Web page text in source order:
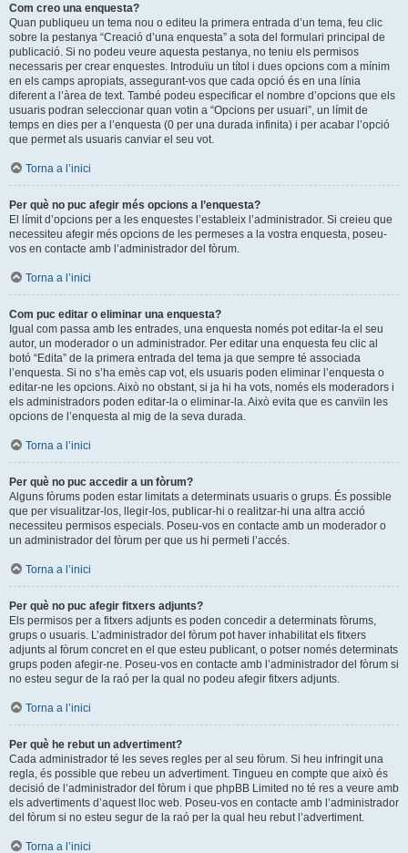
Com creo una enquesta?
Quan publiqueu un tema nou o editeu la primera entrada d’un tema, feu clic
sobre la pestanya “Creació d’una enquesta” a sota del formulari principal de
publicació. Si no podeu veure aquesta pestanya, no teniu els permisos
necessaris per crear enquestes. Introduïu un títol i dues opcions com a mínim
en els camps apropiats, assegurant-vos que cada opció és en una línia
diferent a l’àrea de text. També podeu especificar el nombre d’opcions que els
usuaris podran seleccionar quan votin a “Opcions per usuari”, un límit de
temps en dies per a l’enquesta (0 per una durada infinita) i per acabar l’opció
que permet als usuaris canviar el seu vot.
Torna a l’inici
Per què no puc afegir més opcions a l’enquesta?
El límit d’opcions per a les enquestes l’estableix l’administrador. Si creieu que
necessiteu afegir més opcions de les permeses a la vostra enquesta, poseu-
vos en contacte amb l’administrador del fòrum.
Torna a l’inici
Com puc editar o eliminar una enquesta?
Igual com passa amb les entrades, una enquesta només pot editar-la el seu
autor, un moderador o un administrador. Per editar una enquesta feu clic al
botó “Edita” de la primera entrada del tema ja que sempre té associada
l’enquesta. Si no s’ha emès cap vot, els usuaris poden eliminar l’enquesta o
editar-ne les opcions. Això no obstant, si ja hi ha vots, només els moderadors i
els administradors poden editar-la o eliminar-la. Això evita que es canvïin les
opcions de l’enquesta al mig de la seva durada.
Torna a l’inici
Per què no puc accedir a un fòrum?
Alguns fòrums poden estar limitats a determinats usuaris o grups. És possible
que per visualitzar-los, llegir-los, publicar-hi o realitzar-hi una altra acció
necessiteu permisos especials. Poseu-vos en contacte amb un moderador o
un administrador del fòrum per que us hi permeti l’accés.
Torna a l’inici
Per què no puc afegir fitxers adjunts?
Els permisos per a fitxers adjunts es poden concedir a determinats fòrums,
grups o usuaris. L’administrador del fòrum pot haver inhabilitat els fitxers
adjunts al fòrum concret en el que esteu publicant, o potser només determinats
grups poden afegir-ne. Poseu-vos en contacte amb l’administrador del fòrum si
no esteu segur de la raó per la qual no podeu afegir fitxers adjunts.
Torna a l’inici
Per què he rebut un advertiment?
Cada administrador té les seves regles per al seu fòrum. Si heu infringit una
regla, és possible que rebeu un advertiment. Tingueu en compte que això és
decisió de l’administrador del fòrum i que phpBB Limited no té res a veure amb
els advertiments d’aquest lloc web. Poseu-vos en contacte amb l’administrador
del fòrum si no esteu segur de la raó per la qual heu rebut l’advertiment.
Torna a l’inici